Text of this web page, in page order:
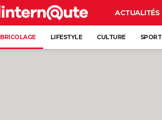
ACTUALITÉS
BRICOLAGE LIFESTYLE CULTURE SPORT